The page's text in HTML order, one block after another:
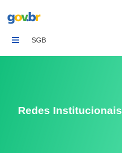
SGB
Redes Institucionais